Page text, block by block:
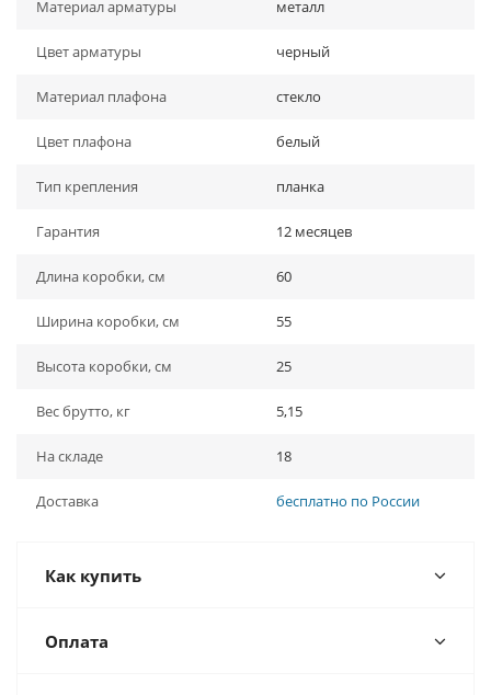
Материал арматуры металл
Цвет арматуры черный
Материал плафона стекло
Цвет плафона белый
Тип крепления планка
Гарантия 12 месяцев
Длина коробки, см 60
Ширина коробки, см 55
Высота коробки, см 25
Вес брутто, кг 5,15
На складе 18
Доставка бесплатно по России
Как купить
Оплата